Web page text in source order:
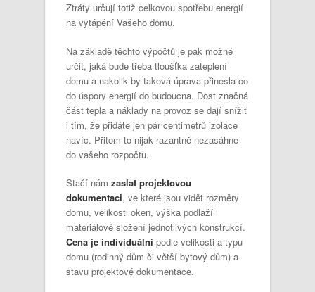
Ztráty určují totiž celkovou spotřebu energií
na vytápění Vašeho domu.
Na základě těchto výpočtů je pak možné
určit, jaká bude třeba tloušťka zateplení
domu a nakolik by taková úprava přinesla co
do úspory energií do budoucna. Dost značná
část tepla a náklady na provoz se dají snížit
i tím, že přidáte jen pár centimetrů izolace
navíc. Přitom to nijak razantně nezasáhne
do vašeho rozpočtu.
Stačí nám zaslat projektovou
dokumentaci, ve které jsou vidět rozměry
domu, velikosti oken, výška podlaží i
materiálové složení jednotlivých konstrukcí.
Cena je individuální podle velikosti a typu
domu (rodinný dům či větší bytový dům) a
stavu projektové dokumentace.